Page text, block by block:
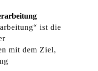
ist die
mit dem Ziel,